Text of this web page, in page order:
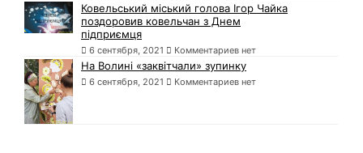
Ковельський міський голова Ігор Чайка
поздоровив ковельчан з Днем
підприємця
6 сентября, 2021 Комментариев нет
На Волині «заквітчали» зупинку
6 сентября, 2021 Комментариев нет